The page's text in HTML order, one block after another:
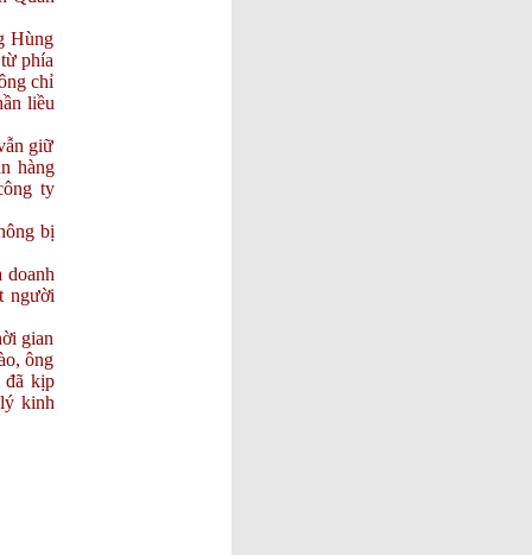
Hùng
phía
chỉ
liều
giữ
hàng
ty
bị
doanh
người
gian
ông
đã kịp
kinh